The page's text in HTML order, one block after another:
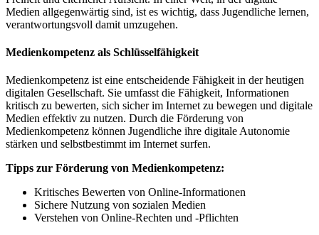
Medien allgegenwärtig sind, ist es wichtig, dass Jugendliche lernen,
verantwortungsvoll damit umzugehen.
Medienkompetenz als Schlüsselfähigkeit
Medienkompetenz ist eine entscheidende Fähigkeit in der heutigen
digitalen Gesellschaft. Sie umfasst die Fähigkeit, Informationen
kritisch zu bewerten, sich sicher im Internet zu bewegen und digitale
Medien effektiv zu nutzen. Durch die Förderung von
Medienkompetenz können Jugendliche ihre digitale Autonomie
stärken und selbstbestimmt im Internet surfen.
Tipps zur Förderung von Medienkompetenz:
Kritisches Bewerten von Online-Informationen
Sichere Nutzung von sozialen Medien
Verstehen von Online-Rechten und -Pflichten